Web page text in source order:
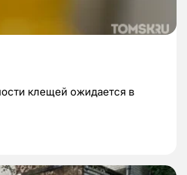
клещей ожидается в